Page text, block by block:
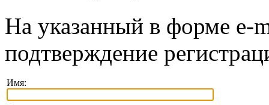
На указанный в форме e-
подтверждение
Имя: